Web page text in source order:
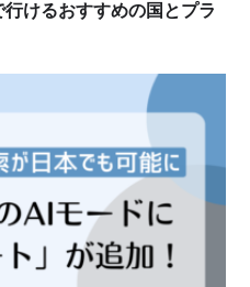
行けるおすすめの国とプラ